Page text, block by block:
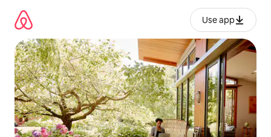
përmbajtja
Use app